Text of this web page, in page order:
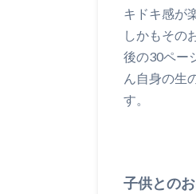
キドキ感が
しかもその
後の30ペー
ん自身の生
す。
子供との